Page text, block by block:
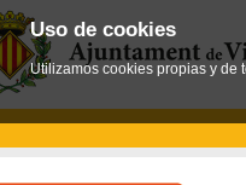
Uso de cookies
Utilizamos cookies propias y de